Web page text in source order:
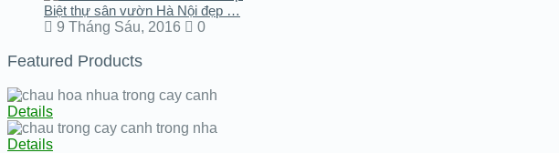
Biệt thự sân vườn Hà Nội đẹp …
9 Tháng Sáu, 2016
0
Featured Products
Details
Details